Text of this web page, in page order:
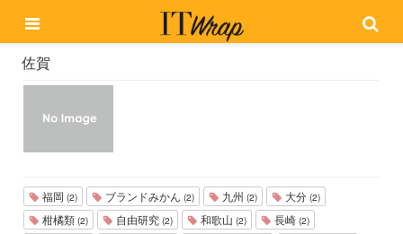
佐賀
福岡 (2) ブランドみかん (2) 九州 (2) 大分 (2)
柑橘類 (2) 自由研究 (2) 和歌山 (2) 長崎 (2)